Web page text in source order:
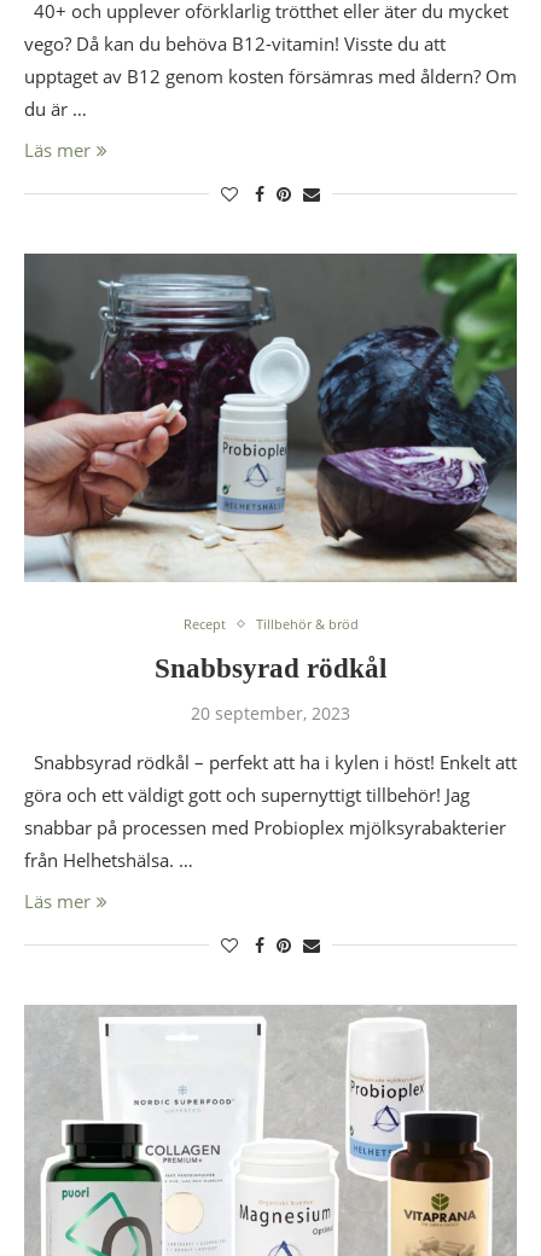
40+ och upplever oförklarlig trötthet eller äter du mycket
vego? Då kan du behöva B12-vitamin! Visste du att
upptaget av B12 genom kosten försämras med åldern? Om
du är …
Läs mer
Recept Tillbehör & bröd
Snabbsyrad rödkål
20 september, 2023
Snabbsyrad rödkål – perfekt att ha i kylen i höst! Enkelt att
göra och ett väldigt gott och supernyttigt tillbehör! ️Jag
snabbar på processen med Probioplex mjölksyrabakterier
från Helhetshälsa. …
Läs mer